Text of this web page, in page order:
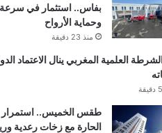
بفاس.. استثمار في سرعة
وحماية الأرواح
منذ 23 دقيقة
العلمية المغربي ينال الاعتماد
طقس الخميس.. استمرار
الحارة مع زخات رعدية